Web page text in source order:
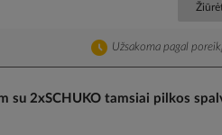
Užsakoma pagal poreikį
2xSCHUKO tamsiai pilkos